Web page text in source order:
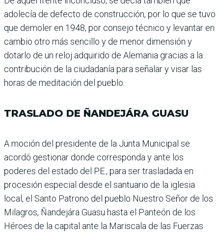
adolecía de defecto de construcción, por lo que se tuvo
que demoler en 1948, por consejo técnico y levantar en
cambio otro más sencillo y de menor dimensión y
dotarlo de un reloj adquirido de Alemania gracias a la
contribución de la ciudadanía para señalar y visar las
horas de meditación del pueblo.
TRASLADO DE ÑANDEJÁRA GUASU
A moción del presidente de la Junta Municipal se
acordó gestionar donde corresponda y ante los
poderes del estado del P.E., para ser trasladada en
procesión especial desde el santuario de la iglesia
local, el Santo Patrono del pueblo Nuestro Señor de los
Milagros, Ñandejára Guasu hasta el Panteón de los
Héroes de la capital ante la Mariscala de las Fuerzas